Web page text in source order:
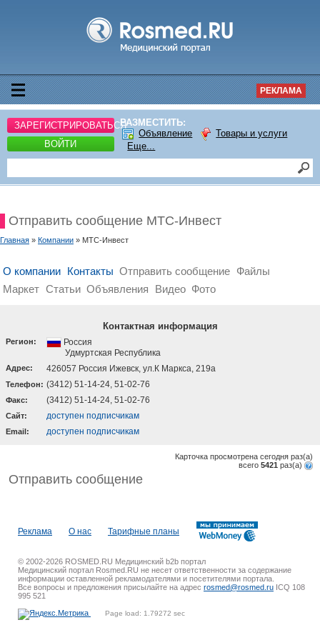
РЕКЛАМА
ЗАРЕГИСТРИРОВАТЬСЯ
ВОЙТИ
РАЗМЕСТИТЬ:
Объявление
Товары и услуги
Еще...
Отправить сообщение МТС-Инвест
Главная » Компании » МТС-Инвест
О компании Контакты Отправить сообщение Файлы
Маркет Статьи Объявления Видео Фото
Контактная информация
Регион:
Россия
Удмуртская Республика
Адрес: 426057 Россия Ижевск, ул.К Маркса, 219а
Телефон: (3412) 51-14-24, 51-02-76
Факс: (3412) 51-14-24, 51-02-76
Cайт: доступен подписчикам
Email: доступен подписчикам
Карточка просмотрена сегодня раз(a)
всего 5421 раз(a)
Отправить сообщение
Реклама О нас Тарифные планы
© 2002-2026 ROSMED.RU Медицинский b2b портал
Медицинский портал Rosmed.RU не несет ответственности за содержание
информации оставленной рекламодателями и посетителями портала.
Все вопросы и предложения присылайте на адрес rosmed@rosmed.ru ICQ 108
995 521
Page load: 1.79272 sec